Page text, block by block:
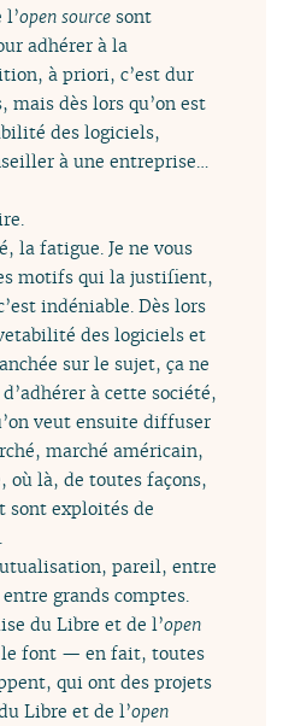
l’open source sont
adhérer à la
à priori, c’est dur
mais dès lors qu’on est
des logiciels,
à une entreprise…
la fatigue. Je ne vous
motifs qui la justifient,
indéniable. Dès lors
des logiciels et
sur le sujet, ça ne
à cette société,
veut ensuite diffuser
marché américain,
où là, de toutes façons,
sont exploités de
pareil, entre
grands comptes.
du Libre et de l’open
le font — en fait, toutes
qui ont des projets
Libre et de l’open